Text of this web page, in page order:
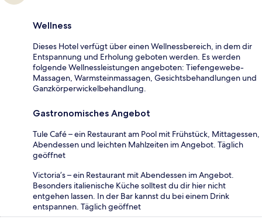
Wellness
Dieses Hotel verfügt über einen Wellnessbereich, in dem dir
Entspannung und Erholung geboten werden. Es werden
folgende Wellnessleistungen angeboten: Tiefengewebe-
Massagen, Warmsteinmassagen, Gesichtsbehandlungen und
Ganzkörperwickelbehandlung.
Gastronomisches Angebot
Tule Café – ein Restaurant am Pool mit Frühstück, Mittagessen,
Abendessen und leichten Mahlzeiten im Angebot. Täglich
geöffnet
Victoria’s – ein Restaurant mit Abendessen im Angebot.
Besonders italienische Küche solltest du dir hier nicht
entgehen lassen. In der Bar kannst du bei einem Drink
entspannen. Täglich geöffnet